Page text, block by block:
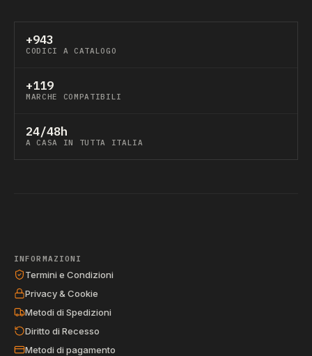
+943
CODICI A CATALOGO
+119
MARCHE COMPATIBILI
24/48h
A CASA IN TUTTA ITALIA
INFORMAZIONI
Termini e Condizioni
Privacy & Cookie
Metodi di Spedizioni
Diritto di Recesso
Metodi di pagamento